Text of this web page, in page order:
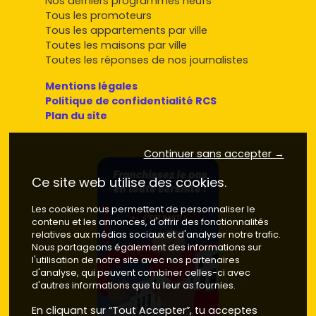
maintenant consulter les annonces sur
et choisis le bien qui te fera vraiment plaisir à vivre…
ou à louer.
Tous les promoteurs
Tous les appartements par ville
Toutes les maisons par ville
Toutes les réponses de nos journalistes
Mentions légales
Politique de confidentialité RCS
Plan du site
Continuer sans accepter →
Ce site web utilise des cookies.
Les cookies nous permettent de personnaliser le
contenu et les annonces, d'offrir des fonctionnalités
relatives aux médias sociaux et d'analyser notre trafic.
Nous partageons également des informations sur
l'utilisation de notre site avec nos partenaires
d'analyse, qui peuvent combiner celles-ci avec
d'autres informations que tu leur as fournies.
En cliquant sur “Tout Accepter”, tu acceptes